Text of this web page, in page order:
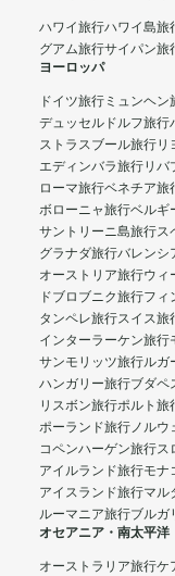
ハワイ旅行ハワイ島旅
グアム旅行サイパン旅
ヨーロッパ
ドイツ旅行 ミュンヘン
デュッセルドルフ旅行
ストラスブール旅行リ
エディンバラ旅行リバ
ローマ旅行ベネチア旅
ボローニャ旅行ベルギ
サントリーニ島旅行ス
グラナダ旅行バレンシ
オーストリア旅行ウィ
ドブロブニク旅行フィ
タンペレ旅行スイス旅
インターラーケン旅行
サンモリッツ旅行ルガ
ハンガリー旅行ブダペ
リスボン旅行ポルト旅
ポーランド旅行ノルウ
コペンハーゲン旅行ス
アイルランド旅行モナ
アイスランド旅行マル
ルーマニア旅行ブルガ
オセアニア・南太平洋
オーストラリア旅行ケ